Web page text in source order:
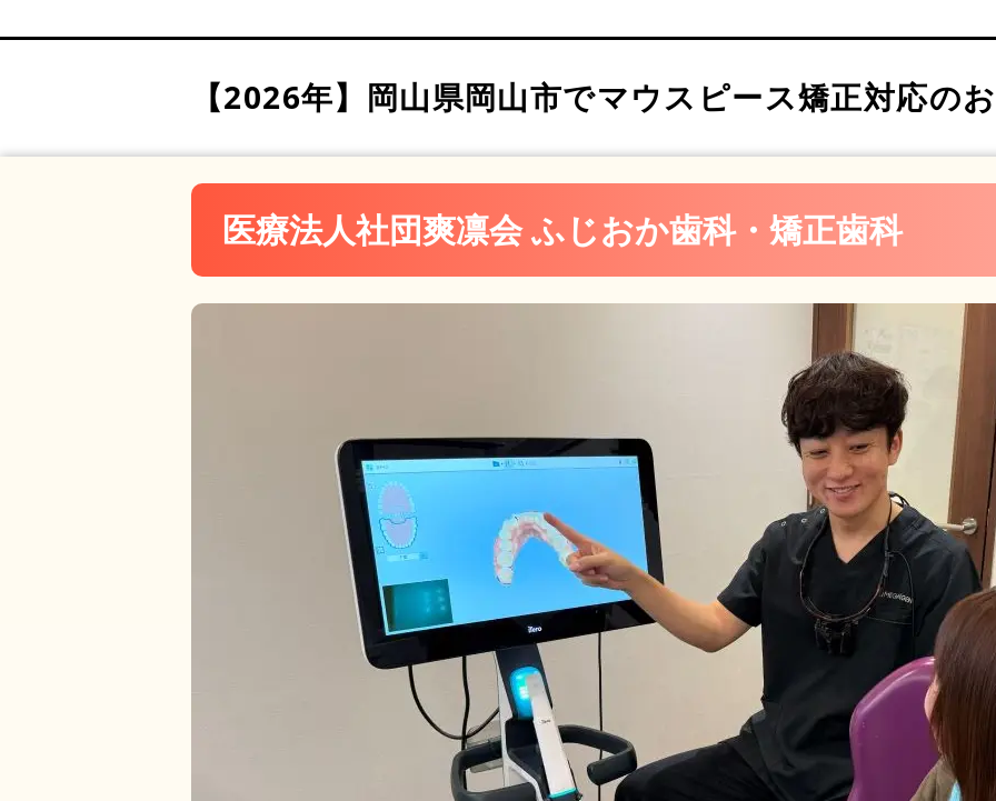
ALOHAごうだ歯科
Orthodontic Clinic BOSCO
政久歯科醫院
石井歯科・矯正歯科クリニック
医療法人オーソネットワーク たい矯正歯科
うえき歯科・矯正歯科
【2026年】 岡山県岡山市でマウスピース矯正対応の
医療法人社団爽凛会 ふじおか歯科・矯正歯科